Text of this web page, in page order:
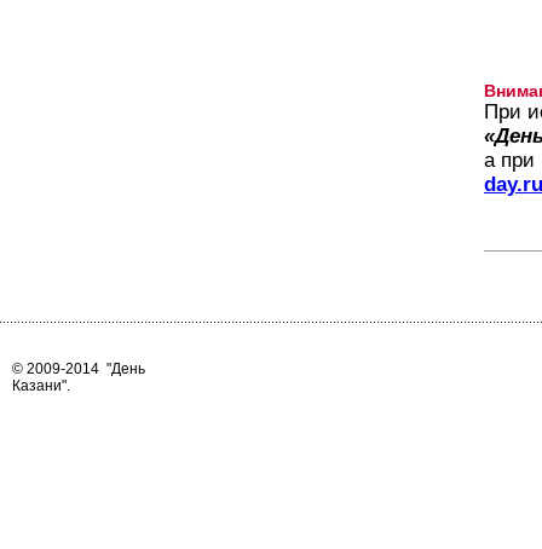
При
а при
day.ru
© 2009-2014 "День
Казани".